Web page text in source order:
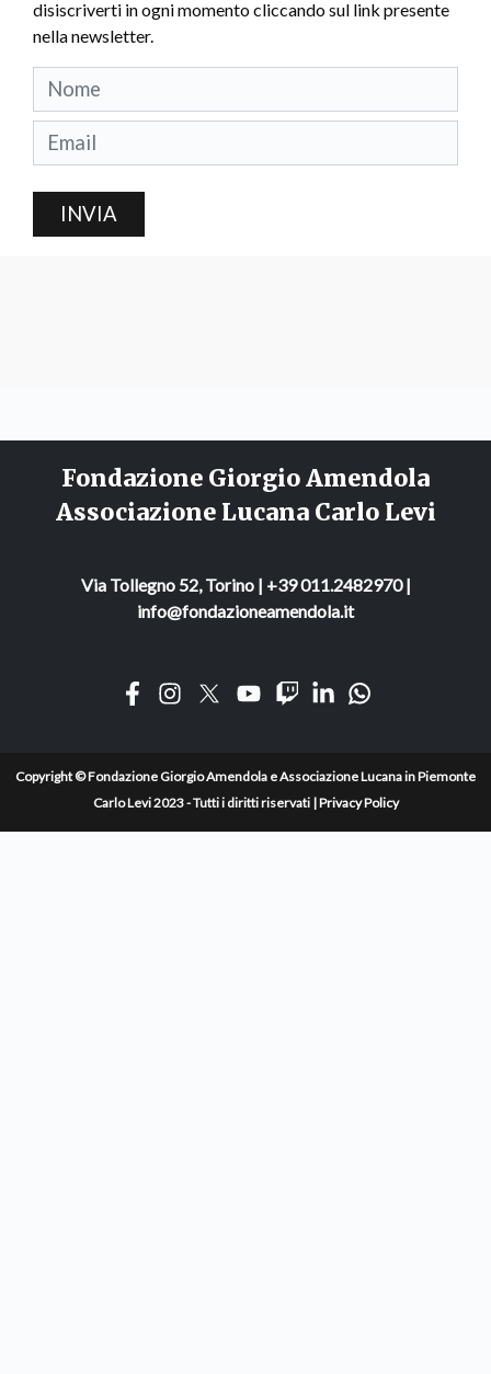
disiscriverti in ogni momento cliccando sul link presente
nella newsletter.
INVIA
Fondazione Giorgio Amendola
Associazione Lucana Carlo Levi
Via Tollegno 52, Torino | +39 011.2482970 |
info@fondazioneamendola.it
Copyright © Fondazione Giorgio Amendola e Associazione Lucana in Piemonte
Carlo Levi 2023 - Tutti i diritti riservati |Privacy Policy